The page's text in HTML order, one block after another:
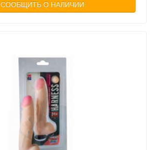
СООБЩИТЬ О НАЛИЧИИ